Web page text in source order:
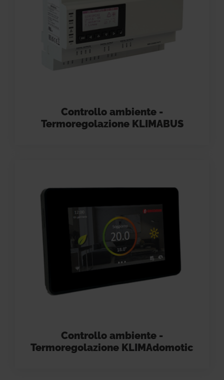
Controllo ambiente -
Termoregolazione KLIMABUS
Controllo ambiente -
Termoregolazione KLIMAdomotic